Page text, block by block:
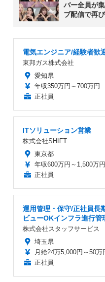
バー全員が
ブ配信で再
電気エンジニア/経験者歓
東邦ガス株式会社
愛知県
年収350万円～700万円
正社員
ITソリューション営業
株式会社SHIFT
東京都
年収600万円～1,500万円
正社員
運用管理・保守/正社員長
ビューOKインフラ進行管
株式会社スタッフサービス
埼玉県
月給24万5,000円～50万
正社員